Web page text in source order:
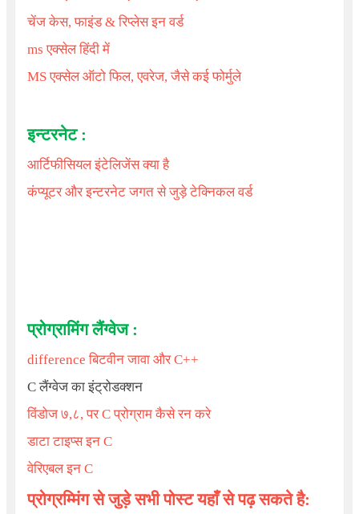
चेंज केस, फाइंड & रिप्लेस इन वर्ड
ms एक्सेल हिंदी में
MS एक्सेल ऑटो फिल, एवरेज, जैसे कई फोर्मुले
इन्टरनेट :
आर्टिफीसियल इंटेलिजेंस क्या है
कंप्यूटर और इन्टरनेट जगत से जुड़े टेक्निकल वर्ड
प्रोग्रामिंग लैंग्वेज :
difference बिटवीन जावा और C++
C लैंग्वेज का इंट्रोडक्शन
विंडोज ७,८, पर C प्रोग्राम कैसे रन करे
डाटा टाइप्स इन C
वेरिएबल इन C
प्रोग्रम्मिंग से जुड़े सभी पोस्ट यहाँ से पढ़ सकते है: